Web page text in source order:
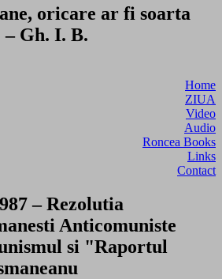
oricare ar fi soarta
Gh. I. B.
Home
ZIUA
Video
Audio
Roncea Books
Links
Contact
– Rezolutia
Anticomuniste
si "Raportul